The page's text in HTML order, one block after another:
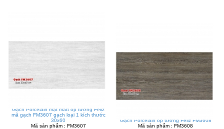
Gạch Porcelain mặt matt ốp tường Feliz
mã gạch FM3607 gạch loại 1 kích thước
30x60
Mã sản phẩm : FM3607
Gạch Porcelain ốp tường Feliz FM3608
Mã sản phẩm : FM3608